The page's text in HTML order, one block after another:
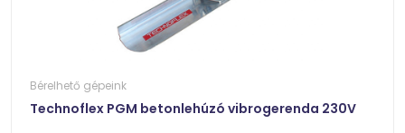
Bérelhető gépeink
Technoflex PGM betonlehúzó vibrogerenda 230V